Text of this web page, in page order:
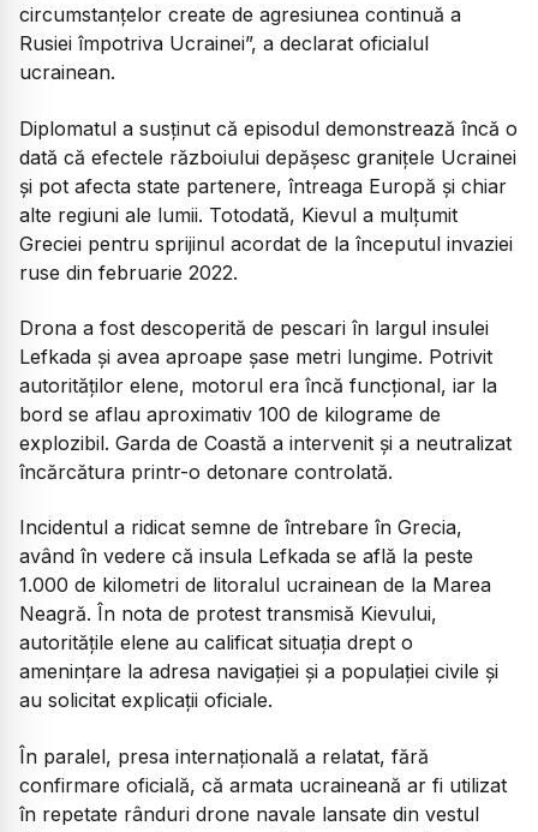
circumstanțelor create de agresiunea continuă a
Rusiei împotriva Ucrainei”, a declarat oficialul
ucrainean.
Diplomatul a susținut că episodul demonstrează încă o
dată că efectele războiului depășesc granițele Ucrainei
și pot afecta state partenere, întreaga Europă și chiar
alte regiuni ale lumii. Totodată, Kievul a mulțumit
Greciei pentru sprijinul acordat de la începutul invaziei
ruse din februarie 2022.
Drona a fost descoperită de pescari în largul insulei
Lefkada și avea aproape șase metri lungime. Potrivit
autorităților elene, motorul era încă funcțional, iar la
bord se aflau aproximativ 100 de kilograme de
explozibil. Garda de Coastă a intervenit și a neutralizat
încărcătura printr-o detonare controlată.
Incidentul a ridicat semne de întrebare în Grecia,
având în vedere că insula Lefkada se află la peste
1.000 de kilometri de litoralul ucrainean de la Marea
Neagră. În nota de protest transmisă Kievului,
autoritățile elene au calificat situația drept o
amenințare la adresa navigației și a populației civile și
au solicitat explicații oficiale.
În paralel, presa internațională a relatat, fără
confirmare oficială, că armata ucraineană ar fi utilizat
în repetate rânduri drone navale lansate din vestul